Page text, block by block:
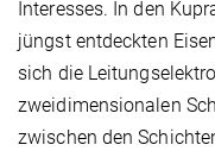
Interesses. In den
jüngst entdeckten
sich die
zweidimensionalen
zwischen den